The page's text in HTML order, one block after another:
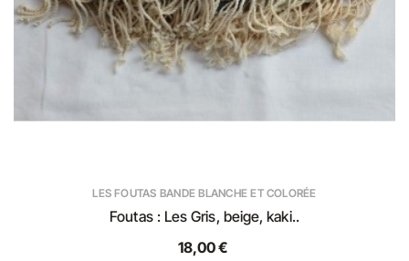
LES FOUTAS BANDE BLANCHE ET COLORÉE
Foutas : Les Gris, beige, kaki..
18,00 €